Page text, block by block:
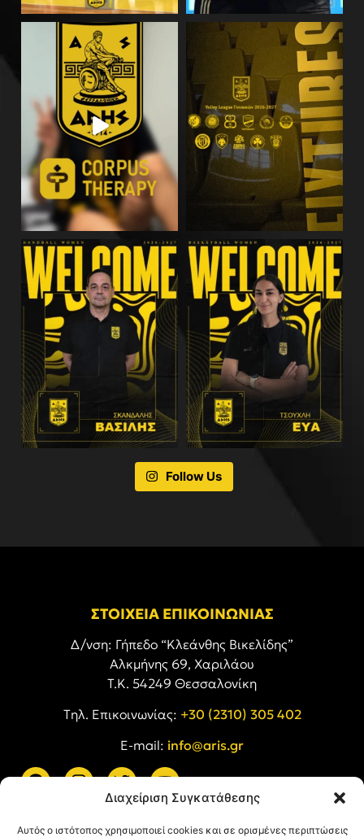
Διαχείριση Συγκατάθεσης
Αυτός ο ιστότοπος χρησιμοποιεί cookies και σε ορισμένες περιπτώσεις
Follow Us
ΣΤΟΙΧΕΙΑ ΕΠΙΚΟΙΝΩΝΙΑΣ
Δ/νση: Γήπεδο “Κλεάνθης Βικελίδης”
Αλκμήνης 69, Χαριλάου
Τ.Κ. 54249 Θεσσαλονίκη
Tηλ. Επικοινωνίας: +30 (2310) 305 402
E-mail: info@aris.gr